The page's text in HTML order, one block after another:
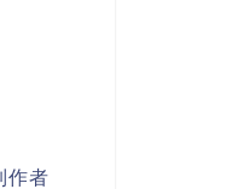
作者